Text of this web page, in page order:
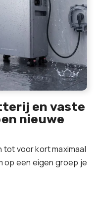
en vaste
nieuwe
voor kort maximaal
op een eigen groep je